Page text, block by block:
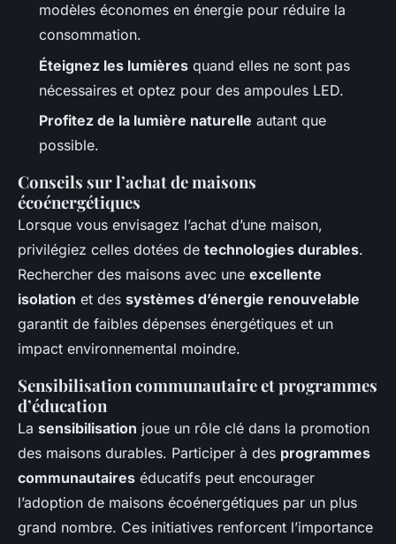
modèles économes en énergie pour réduire la
consommation.
Éteignez les lumières quand elles ne sont pas
nécessaires et optez pour des ampoules LED.
Profitez de la lumière naturelle autant que
possible.
Conseils sur l’achat de maisons
écoénergétiques
Lorsque vous envisagez l’achat d’une maison,
privilégiez celles dotées de technologies durables.
Rechercher des maisons avec une excellente
isolation et des systèmes d’énergie renouvelable
garantit de faibles dépenses énergétiques et un
impact environnemental moindre.
Sensibilisation communautaire et programmes
d’éducation
La sensibilisation joue un rôle clé dans la promotion
des maisons durables. Participer à des programmes
communautaires éducatifs peut encourager
l’adoption de maisons écoénergétiques par un plus
grand nombre. Ces initiatives renforcent l’importance